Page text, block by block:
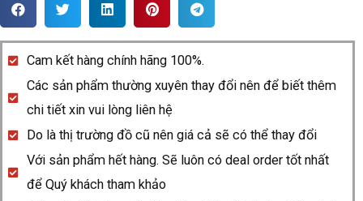
Rado
R30953123
quantity
Cam kết hàng chính hãng 100%.
Các sản phẩm thường xuyên thay đổi nên để biết thêm
chi tiết xin vui lòng liên hệ
Do là thị trường đồ cũ nên giá cả sẽ có thể thay đổi
Với sản phẩm hết hàng. Sẽ luôn có deal order tốt nhất
để Quý khách tham khảo